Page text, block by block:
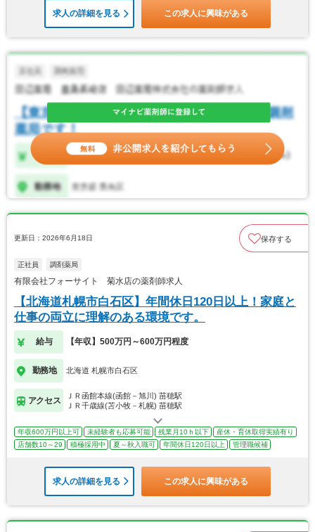
求人の詳細を見る この求人に興味がある
更新日：2026年6月18日 保存する
正社員 調剤薬局
有限会社フォーサイト 菊水店の薬剤師求人
【北海道札幌市白石区】年間休日120日以上！家庭と
仕事の両立に理解のある環境です。
給与 【年収】500万円～600万円程度
勤務地 北海道 札幌市白石区
アクセス
ＪＲ函館本線(函館－旭川) 苗穂駅
ＪＲ千歳線(苫小牧－札幌) 苗穂駅
年収600万円以上可 未経験者も応募可能 残業月10ｈ以下
産休・育休取得実績有り
店舗数10～29
積極採用中 夏～秋入職可 年間休日120日以上 管理職候補
求人の詳細を見る この求人に興味がある